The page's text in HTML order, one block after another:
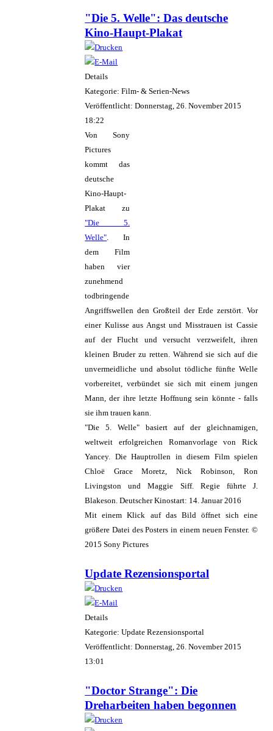
"Die 5. Welle": Das deutsche
Kino-Haupt-Plakat
Details
Kategorie: Film- & Serien-News
Veröffentlicht: Donnerstag, 26. November 2015
18:22
Von Sony
Pictures
kommt das
deutsche
Kino-Haupt-
Plakat zu
"Die 5.
Welle" . In
dem Film
haben vier
zunehmend
todbringende
Angriffswellen den Großteil der Erde zerstört. Vor
einer Kulisse aus Angst und Misstrauen ist Cassie
auf der Flucht und versucht verzweifelt, ihren
kleinen Bruder zu retten. Während sie sich auf die
unvermeidliche und absolut tödliche fünfte Welle
vorbereitet, verbündet sie sich mit einem jungen
Mann, der ihre letzte Hoffnung sein könnte - falls
sie ihm trauen kann.
"Die 5. Welle" basiert auf der gleichnamigen,
weltweit erfolgreichen Romanvorlage von Rick
Yancey. Die Hauptrollen in diesem Film spielen
Chloë Grace Moretz, Nick Robinson, Ron
Livingston und Maggie Siff. Regie führte J.
Blakeson. Deutscher Kinostart: 14. Januar 2016
Mit einem Klick auf das Bild öffnet sich eine
größere Datei des Posters in einem neuen Fenster. ©
2015 Sony Pictures
Update Rezensionsportal
Details
Kategorie: Update Rezensionsportal
Veröffentlicht: Donnerstag, 26. November 2015
13:01
"Doctor Strange": Die
Dreharbeiten haben begonnen